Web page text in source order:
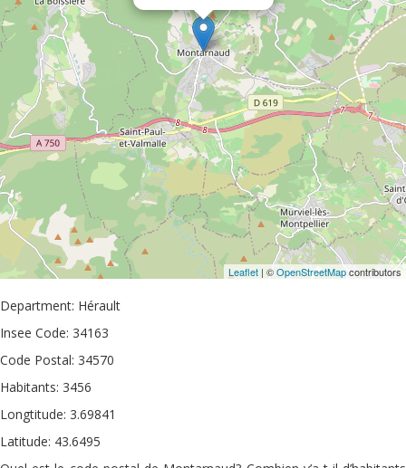
Leaflet | ©OpenStreetMapcontributors
Department: Hérault
Insee Code: 34163
Code Postal: 34570
Habitants: 3456
Longtitude: 3.69841
Latitude: 43.6495